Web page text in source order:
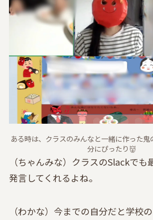
ある時は、クラスのみんなと一緒に作った
分にぴったり👹
（ちゃんみな）クラスのSlackでも
発言してくれるよね。
（わかな）今までの自分だと学校